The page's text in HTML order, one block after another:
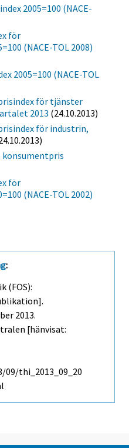
2005=100 (NACE-
för
(NACE-TOL 2008)
2005=100 (NACE-TOL
för tjänster
2013 (24.10.2013)
för industrin,
konsumentpris
för
(NACE-TOL 2002)
:
(FOS):
2013.
[hänvisat:
thi_2013_09_20